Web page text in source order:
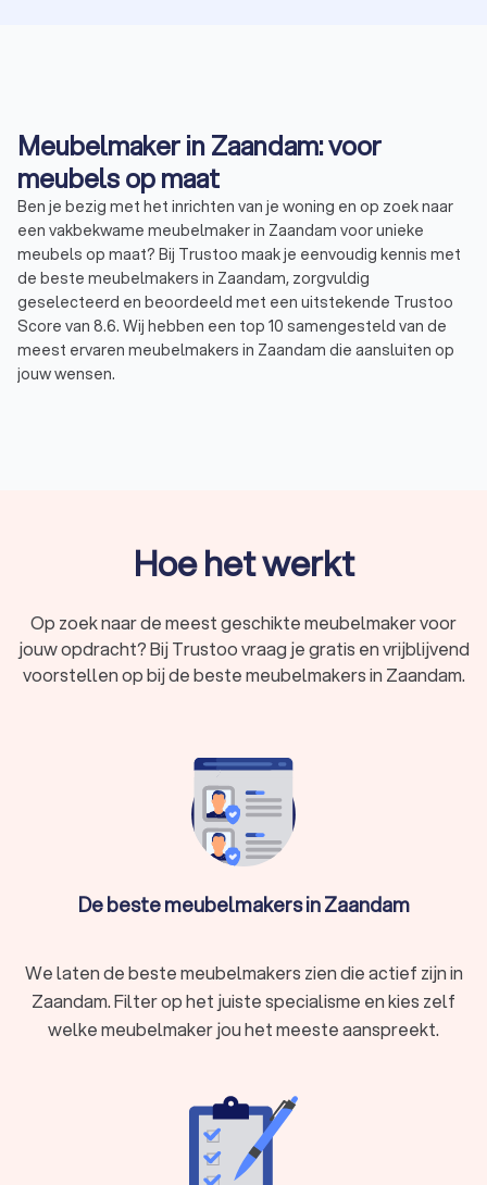
Meubelmaker in Zaandam: voor
meubels op maat
Ben je bezig met het inrichten van je woning en op zoek naar
een vakbekwame meubelmaker in Zaandam voor unieke
meubels op maat? Bij Trustoo maak je eenvoudig kennis met
de beste meubelmakers in Zaandam, zorgvuldig
geselecteerd en beoordeeld met een uitstekende Trustoo
Score van 8.6. Wij hebben een top 10 samengesteld van de
meest ervaren meubelmakers in Zaandam die aansluiten op
jouw wensen.
Wat doet een meubelmaker?
gespecialiseerd is in het maken en ontwerpen van meubels
op maat. Denk hierbij aan op maat gemaakte kasten, tafels,
stoelen of zelfs complete interieuroplossingen. De
Het selecteren en bewerken van hout en andere
Het nauwkeurig produceren en afwerken van meubels
Meubels die op maat gemaakt zijn, geven jouw interieur een
ruimte. Een op maat gemaakt meubel van een ervaren
Het proces van meubels op maat laten maken
bespreek jouw ideeën en behoeften met de
meubelmaker. Van het kiezen van het juiste materiaal tot
de gewenste afmetingen en stijl. Precies hoe je een
meubel wil laten maken.
Hoe het werkt
Op zoek naar de meest geschikte meubelmaker voor
jouw opdracht? Bij Trustoo vraag je gratis en vrijblijvend
voorstellen op bij de beste meubelmakers in Zaandam.
De beste meubelmakers in Zaandam
We laten de beste meubelmakers zien die actief zijn in
Zaandam. Filter op het juiste specialisme en kies zelf
welke meubelmaker jou het meeste aanspreekt.